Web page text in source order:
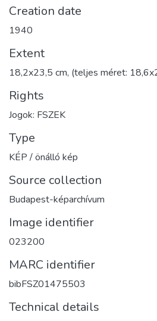
Creation date
1940
Extent
18,2x23,5 cm, (teljes méret:
Rights
Jogok: FSZEK
Type
KÉP / önálló kép
Source collection
Budapest-képarchívum
Image identifier
023200
MARC identifier
bibFSZ01475503
Technical details